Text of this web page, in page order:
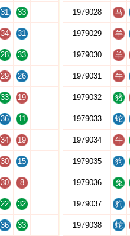
31 33
34 31
28 33
29 26
33 19
36 11
34 19
30 15
30 8
22 32
36 33
1979028 马
1979029 羊
1979030 羊
1979031 牛
1979032 猪
1979033 蛇
1979034 牛
1979035 狗
1979036 兔
1979037 狗
1979038 蛇